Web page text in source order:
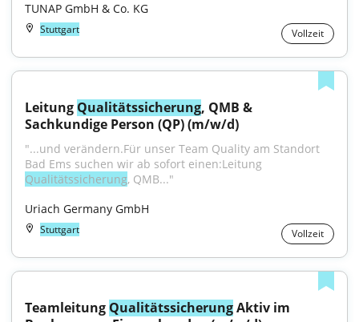
TUNAP GmbH & Co. KG
Stuttgart Vollzeit
Leitung Qualitätssicherung, QMB &
Sachkundige Person (QP) (m/w/d)
"...und verändern.Für unser Team Quality am Standort
Qualitätssicherung, QMB..."
Uriach Germany GmbH
Stuttgart Vollzeit
Teamleitung Qualitätssicherung Aktiv im